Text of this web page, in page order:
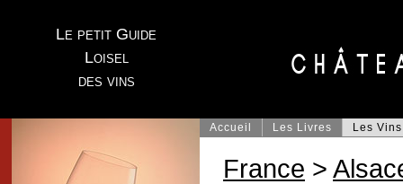
Le petit Guide
Loisel
des vins
Accueil Les Livres Les Vins
France >